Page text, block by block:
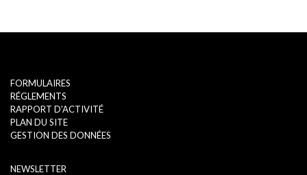
FORMULAIRES
RÉGLEMENTS
RAPPORT D'ACTIVITÉ
PLAN DU SITE
GESTION DES DONNÉES
NEWSLETTER